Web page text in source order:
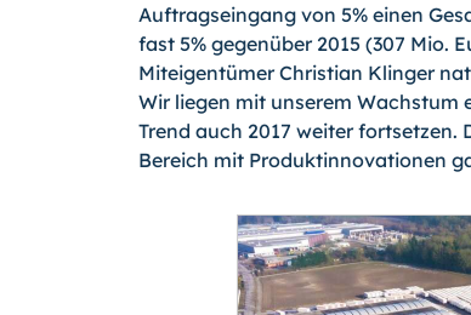
Auftragseingang von 5% einen
fast 5% gegenüber 2015 (307 Mio.
Miteigentümer Christian Klinger
Wir liegen mit unserem Wachstum
Trend auch 2017 weiter
Bereich mit Produktinnovationen